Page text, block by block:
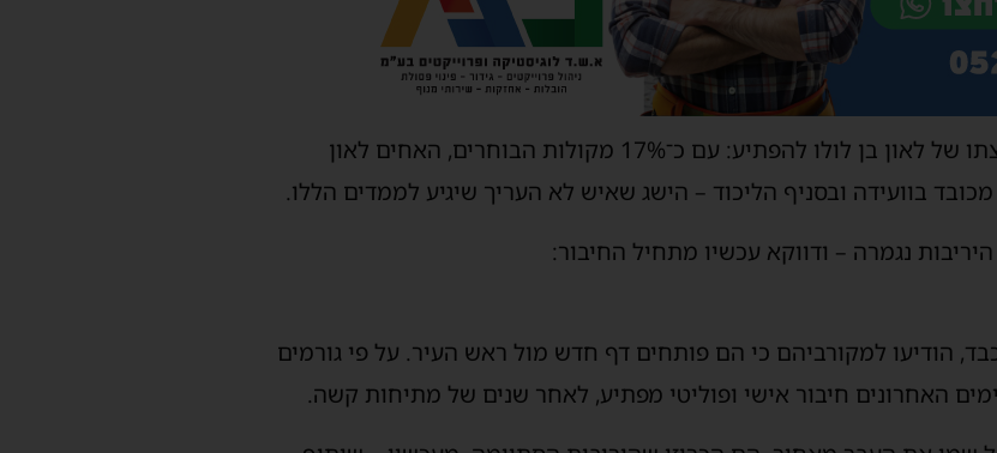
בשקט, ובניגוד לתחזיות, הצליחה קבוצתו של לאון בן לולו להפתיע: עם כ־17% מקולות הבוחרים, האחים לאון
מכובד בוועידה ובסניף הליכוד – הישג שאיש לא העריך שיגיע לממדים הללו.
נגמרה – ודווקא עכשיו מתחיל החיבור:
הודיעו למקורביהם כי הם פותחים דף חדש מול ראש העיר. על פי גורמים
האחרונים חיבור אישי ופוליטי מפתיע, לאחר שנים של מתיחות קשה.